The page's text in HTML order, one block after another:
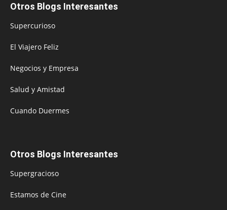
Otros Blogs Interesantes
Supercurioso
El Viajero Feliz
Negocios y Empresa
Salud y Amistad
Cuando Duermes
Otros Blogs Interesantes
Supergracioso
Estamos de Cine